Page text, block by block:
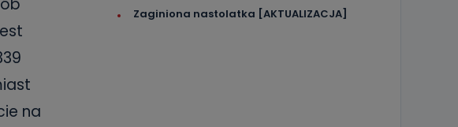
na
Zaginiona nastolatka [AKTUALIZACJA]